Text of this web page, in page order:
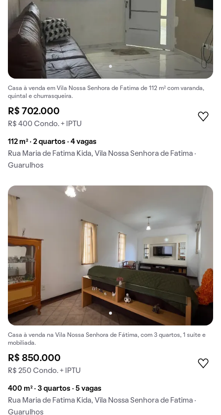
Casa à venda em Vila Nossa Senhora de Fatima de 112 m² com varanda,
quintal e churrasqueira.
R$ 702.000
R$ 400 Condo. + IPTU
112 m² · 2 quartos · 4 vagas
Rua Maria de Fatima Kida, Vila Nossa Senhora de Fatima ·
Guarulhos
Casa à venda na Vila Nossa Senhora de Fátima, com 3 quartos, 1 suíte e
mobiliada.
R$ 850.000
R$ 250 Condo. + IPTU
400 m² · 3 quartos · 5 vagas
Rua Maria de Fatima Kida, Vila Nossa Senhora de Fatima ·
Guarulhos